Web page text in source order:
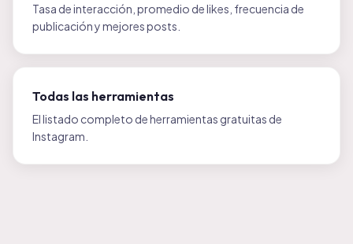
Tasa de interacción, promedio de likes, frecuencia de
publicación y mejores posts.
Todas las herramientas
El listado completo de herramientas gratuitas de
Instagram.